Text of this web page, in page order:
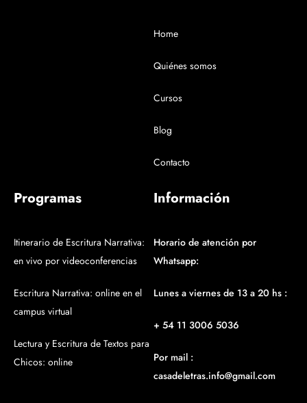
Home
Quiénes somos
Cursos
Blog
Contacto
Programas
Itinerario de Escritura Narrativa:
en vivo por videoconferencias
Escritura Narrativa: online en el
campus virtual
Lectura y Escritura de Textos para
Chicos: online
Información
Horario de atención por
Whatsapp:
Lunes a viernes de 13 a 20 hs :
+ 54 11 3006 5036
Por mail :
casadeletras.info@gmail.com